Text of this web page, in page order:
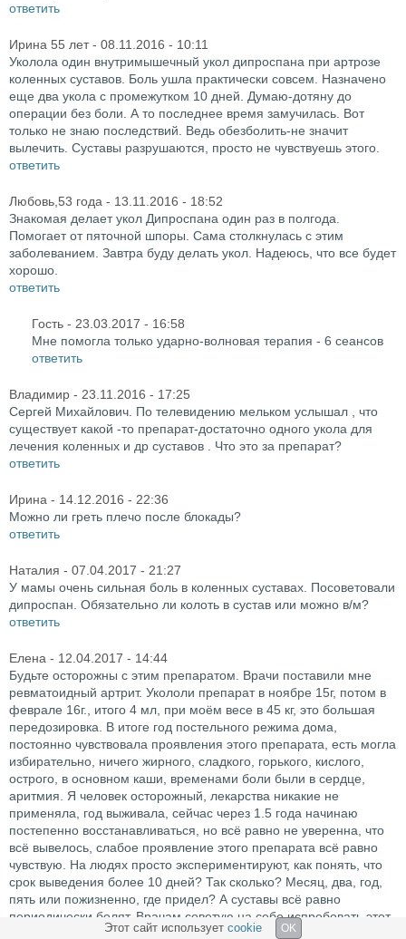
ответить
Ирина 55 лет- 08.11.2016 - 10:11
Уколола один внутримышечный укол дипроспана при артрозе
коленных суставов. Боль ушла практически совсем. Назначено
еще два укола с промежутком 10 дней. Думаю-дотяну до
операции без боли. А то последнее время замучилась. Вот
только не знаю последствий. Ведь обезболить-не значит
вылечить. Суставы разрушаются, просто не чувствуешь этого.
ответить
Любовь,53 года - 13.11.2016 - 18:52
Знакомая делает укол Дипроспана один раз в полгода.
Помогает от пяточной шпоры. Сама столкнулась с этим
заболеванием. Завтра буду делать укол. Надеюсь, что все будет
хорошо.
ответить
Гость - 23.03.2017 - 16:58
Мне помогла только ударно-волновая терапия - 6 сеансов
ответить
Владимир - 23.11.2016 - 17:25
Сергей Михайлович. По телевидению мельком услышал , что
существует какой -то препарат-достаточно одного укола для
лечения коленных и др суставов . Что это за препарат?
ответить
Ирина - 14.12.2016 - 22:36
Можно ли греть плечо после блокады?
ответить
Наталия - 07.04.2017 - 21:27
У мамы очень сильная боль в коленных суставах. Посоветовали
дипроспан. Обязательно ли колоть в сустав или можно в/м?
ответить
Елена - 12.04.2017 - 14:44
Будьте осторожны с этим препаратом. Врачи поставили мне
ревматоидный артрит. Укололи препарат в ноябре 15г, потом в
феврале 16г., итого 4 мл, при моём весе в 45 кг, это большая
передозировка. В итоге год постельного режима дома,
постоянно чувствовала проявления этого препарата, есть могла
избирательно, ничего жирного, сладкого, горького, кислого,
острого, в основном каши, временами боли были в сердце,
аритмия. Я человек осторожный, лекарства никакие не
применяла, год выживала, сейчас через 1.5 года начинаю
постепенно восстанавливаться, но всё равно не уверенна, что
всё вывелось, слабое проявление этого препарата всё равно
чувствую. На людях просто экспериментируют, как понять, что
срок выведения более 10 дней? Так сколько? Месяц, два, год,
пять или пожизненно, где придел? А суставы всё равно
периодически болят. Врачам советую на себе испробовать этот
препарат, а потом делать больным.
Этот сайт использует cookie OK